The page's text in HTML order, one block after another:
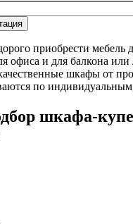
приобрести мебель
офиса и для балкона
шкафы от
по
шкафа-